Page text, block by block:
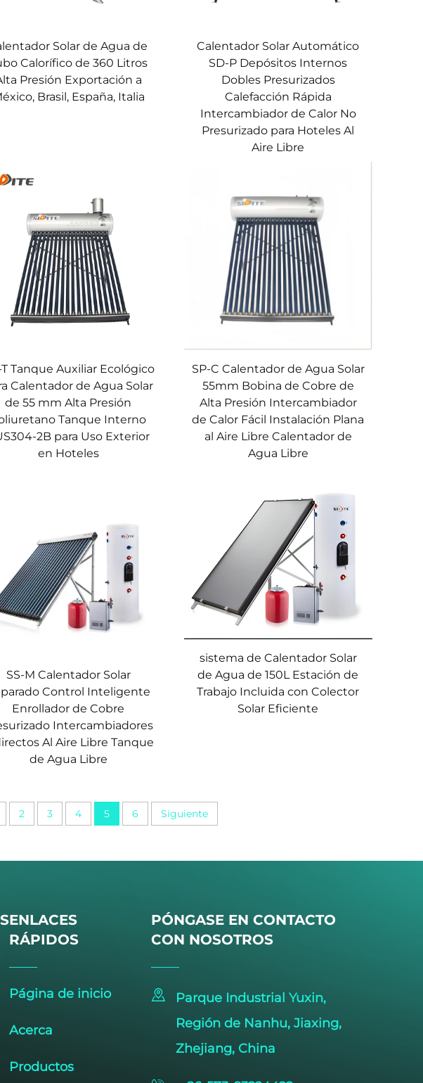
Solar de Agua de
Calorífico de 360 Litros
Presión Exportación a
Brasil, España, Italia
Calentador Solar Automático
SD-P Depósitos Internos
Dobles Presurizados
Calefacción Rápida
Intercambiador de Calor No
Presurizado para Hoteles Al
Aire Libre
T Tanque Auxiliar Ecológico
Calentador de Agua Solar
de 55 mm Alta Presión
Tanque Interno
2B para Uso Exterior
en Hoteles
SP-C Calentador de Agua Solar
55mm Bobina de Cobre de
Alta Presión Intercambiador
de Calor Fácil Instalación Plana
al Aire Libre Calentador de
Agua Libre
SS-M Calentador Solar
Control Inteligente
Enrollador de Cobre
Intercambiadores
Al Aire Libre Tanque
de Agua Libre
sistema de Calentador Solar
de Agua de 150L Estación de
Trabajo Incluida con Colector
Solar Eficiente
2 3 4 5 6 Siguiente
ENLACES
RÁPIDOS
Página de inicio
Acerca
Productos
PÓNGASE EN CONTACTO
CON NOSOTROS
Parque Industrial Yuxin,
Región de Nanhu, Jiaxing,
Zhejiang, China